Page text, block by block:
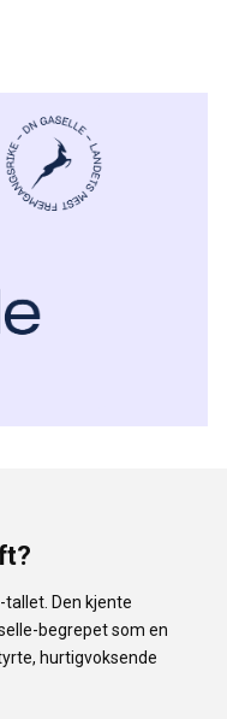
Den kjente
begrepet som en
hurtigvoksende